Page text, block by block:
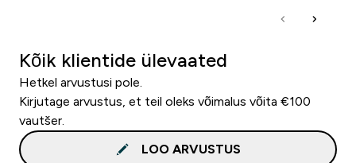
Kõik klientide ülevaated
Hetkel arvustusi pole.
Kirjutage arvustus, et teil oleks võimalus võita €100
vautšer.
LOO ARVUSTUS